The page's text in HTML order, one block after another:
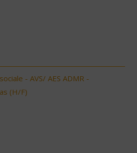
- AVS/ AES ADMR -
(H/F)